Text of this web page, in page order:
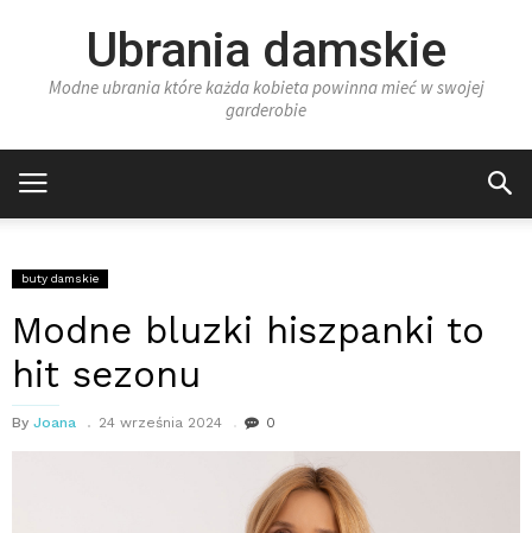
Ubrania damskie
Modne ubrania które każda kobieta powinna mieć w swojej
garderobie
buty damskie
Modne bluzki hiszpanki to
hit sezonu
By Joana 24 września 2024 0